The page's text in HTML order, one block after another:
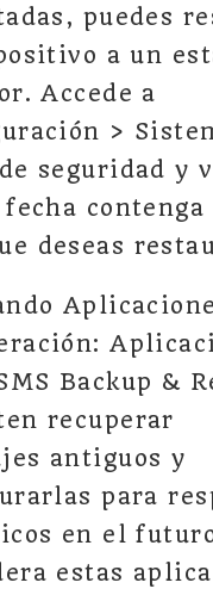
puedes
a un
Accede a
>
seguridad y
contenga
deseas
Backup &
recuperar
antiguos y
para
en el
estas